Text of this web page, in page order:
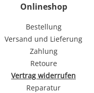
Onlineshop
Bestellung
Versand und Lieferung
Zahlung
Retoure
Vertrag widerrufen
Reparatur